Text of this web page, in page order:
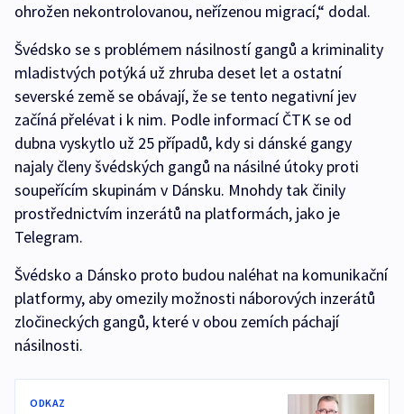
ohrožen nekontrolovanou, neřízenou migrací,“ dodal.
Švédsko se s problémem násilností gangů a kriminality
mladistvých potýká už zhruba deset let a ostatní
severské země se obávají, že se tento negativní jev
začíná přelévat i k nim. Podle informací ČTK se od
dubna vyskytlo už 25 případů, kdy si dánské gangy
najaly členy švédských gangů na násilné útoky proti
soupeřícím skupinám v Dánsku. Mnohdy tak činily
prostřednictvím inzerátů na platformách, jako je
Telegram.
Švédsko a Dánsko proto budou naléhat na komunikační
platformy, aby omezily možnosti náborových inzerátů
zločineckých gangů, které v obou zemích páchají
násilnosti.
ODKAZ